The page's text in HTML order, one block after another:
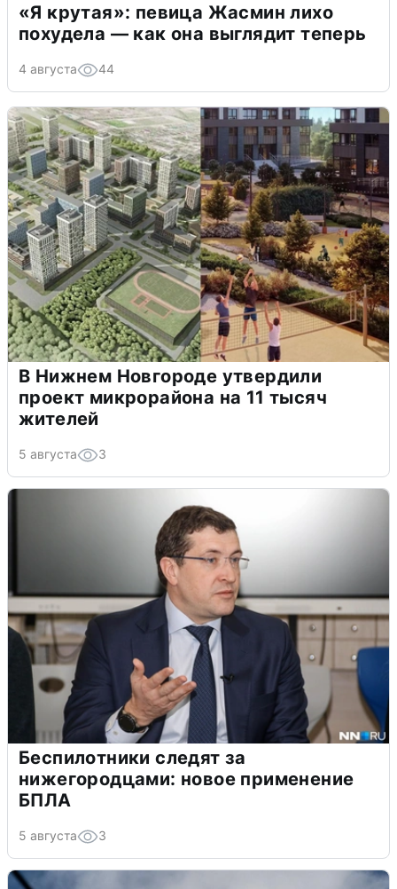
«Я крутая»: певица Жасмин лихо
похудела — как она выглядит теперь
4 августа 44
В Нижнем Новгороде утвердили
проект микрорайона на 11 тысяч
жителей
5 августа 3
Беспилотники следят за
нижегородцами: новое применение
БПЛА
5 августа 3